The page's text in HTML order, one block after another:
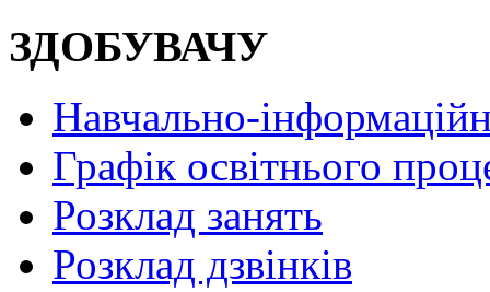
ЗДОБУВАЧУ
Навчально-
Графік освітнього
Розклад занять
Розклад дзвінків